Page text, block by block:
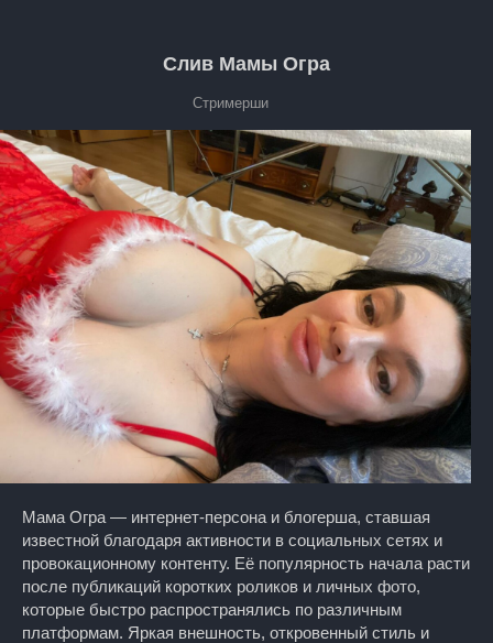
Слив Мамы Огра
Стримерши
Мама Огра — интернет-персона и блогерша, ставшая
известной благодаря активности в социальных сетях и
провокационному контенту. Её популярность начала расти
после публикаций коротких роликов и личных фото,
которые быстро распространялись по различным
платформам. Яркая внешность, откровенный стиль и